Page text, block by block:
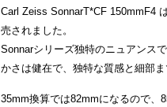
Carl Zeiss SonnarT*CF 150mmF4
売されました。
Sonnarシリーズ独特のニュアンス
かさは健在で、独特な質感と細部
35mm換算では82mmになるので、